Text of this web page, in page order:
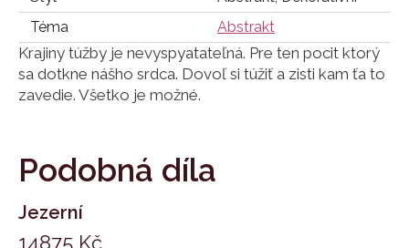
Téma
Abstrakt
Krajiny túžby je nevyspyatateľná. Pre ten pocit ktorý
sa dotkne nášho srdca. Dovoľ si túžiť a zisti kam ťa to
zavedie. Všetko je možné.
Podobná díla
Jezerní
14875 Kč